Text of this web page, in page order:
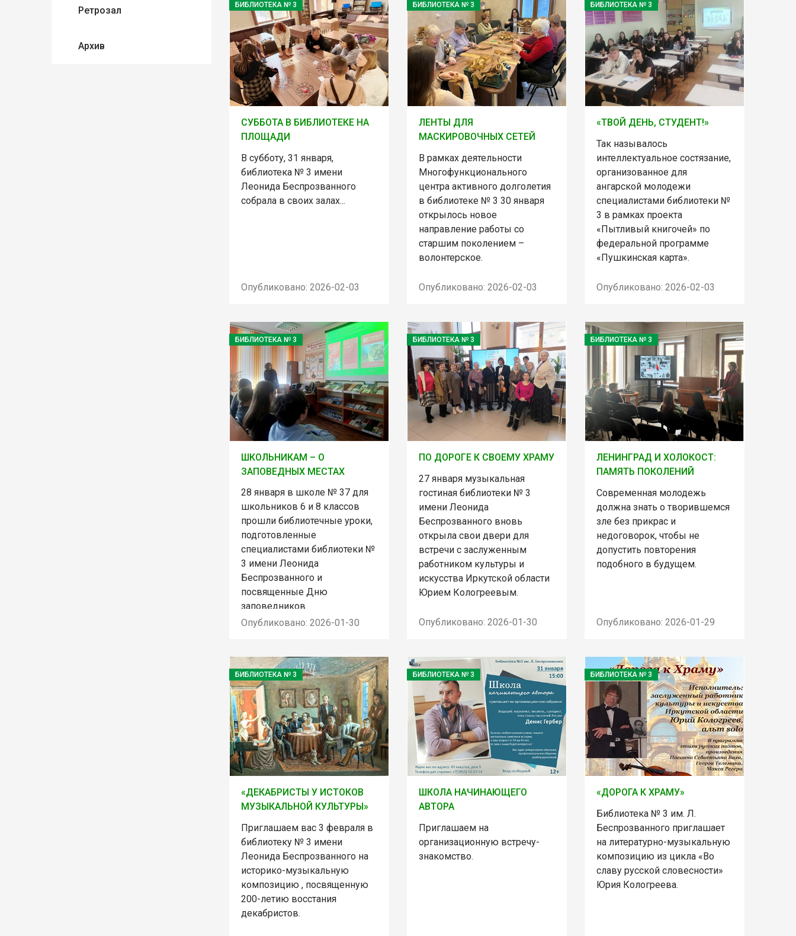
Ретрозал
Архив
БИБЛИОТЕКА № 3
СУББОТА В БИБЛИОТЕКЕ НА
ПЛОЩАДИ
В субботу, 31 января,
библиотека № 3 имени
Леонида Беспрозванного
собрала в своих залах...
Опубликовано: 2026-02-03
БИБЛИОТЕКА № 3
ЛЕНТЫ ДЛЯ
МАСКИРОВОЧНЫХ СЕТЕЙ
В рамках деятельности
Многофункционального
центра активного долголетия
в библиотеке № 3 30 января
открылось новое
направление работы со
старшим поколением –
волонтерское.
Опубликовано: 2026-02-03
БИБЛИОТЕКА № 3
«ТВОЙ ДЕНЬ, СТУДЕНТ!»
Так называлось
интеллектуальное состязание,
организованное для
ангарской молодежи
специалистами библиотеки №
3 в рамках проекта
«Пытливый книгочей» по
федеральной программе
«Пушкинская карта».
Опубликовано: 2026-02-03
БИБЛИОТЕКА № 3
ШКОЛЬНИКАМ – О
ЗАПОВЕДНЫХ МЕСТАХ
28 января в школе № 37 для
школьников 6 и 8 классов
прошли библиотечные уроки,
подготовленные
специалистами библиотеки №
3 имени Леонида
Беспрозванного и
посвященные Дню
заповедников.
Опубликовано: 2026-01-30
БИБЛИОТЕКА № 3
ПО ДОРОГЕ К СВОЕМУ ХРАМУ
27 января музыкальная
гостиная библиотеки № 3
имени Леонида
Беспрозванного вновь
открыла свои двери для
встречи с заслуженным
работником культуры и
искусства Иркутской области
Юрием Кологреевым.
Опубликовано: 2026-01-30
БИБЛИОТЕКА № 3
ЛЕНИНГРАД И ХОЛОКОСТ:
ПАМЯТЬ ПОКОЛЕНИЙ
Современная молодежь
должна знать о творившемся
зле без прикрас и
недоговорок, чтобы не
допустить повторения
подобного в будущем.
Опубликовано: 2026-01-29
БИБЛИОТЕКА № 3
«ДЕКАБРИСТЫ У ИСТОКОВ
МУЗЫКАЛЬНОЙ КУЛЬТУРЫ»
Приглашаем вас 3 февраля в
библиотеку № 3 имени
Леонида Беспрозванного на
историко-музыкальную
композицию , посвященную
200-летию восстания
декабристов.
БИБЛИОТЕКА № 3
ШКОЛА НАЧИНАЮЩЕГО
АВТОРА
Приглашаем на
организационную встречу-
знакомство.
БИБЛИОТЕКА № 3
«ДОРОГА К ХРАМУ»
Библиотека № 3 им. Л.
Беспрозванного приглашает
на литературно-музыкальную
композицию из цикла «Во
славу русской словесности»
Юрия Кологреева.